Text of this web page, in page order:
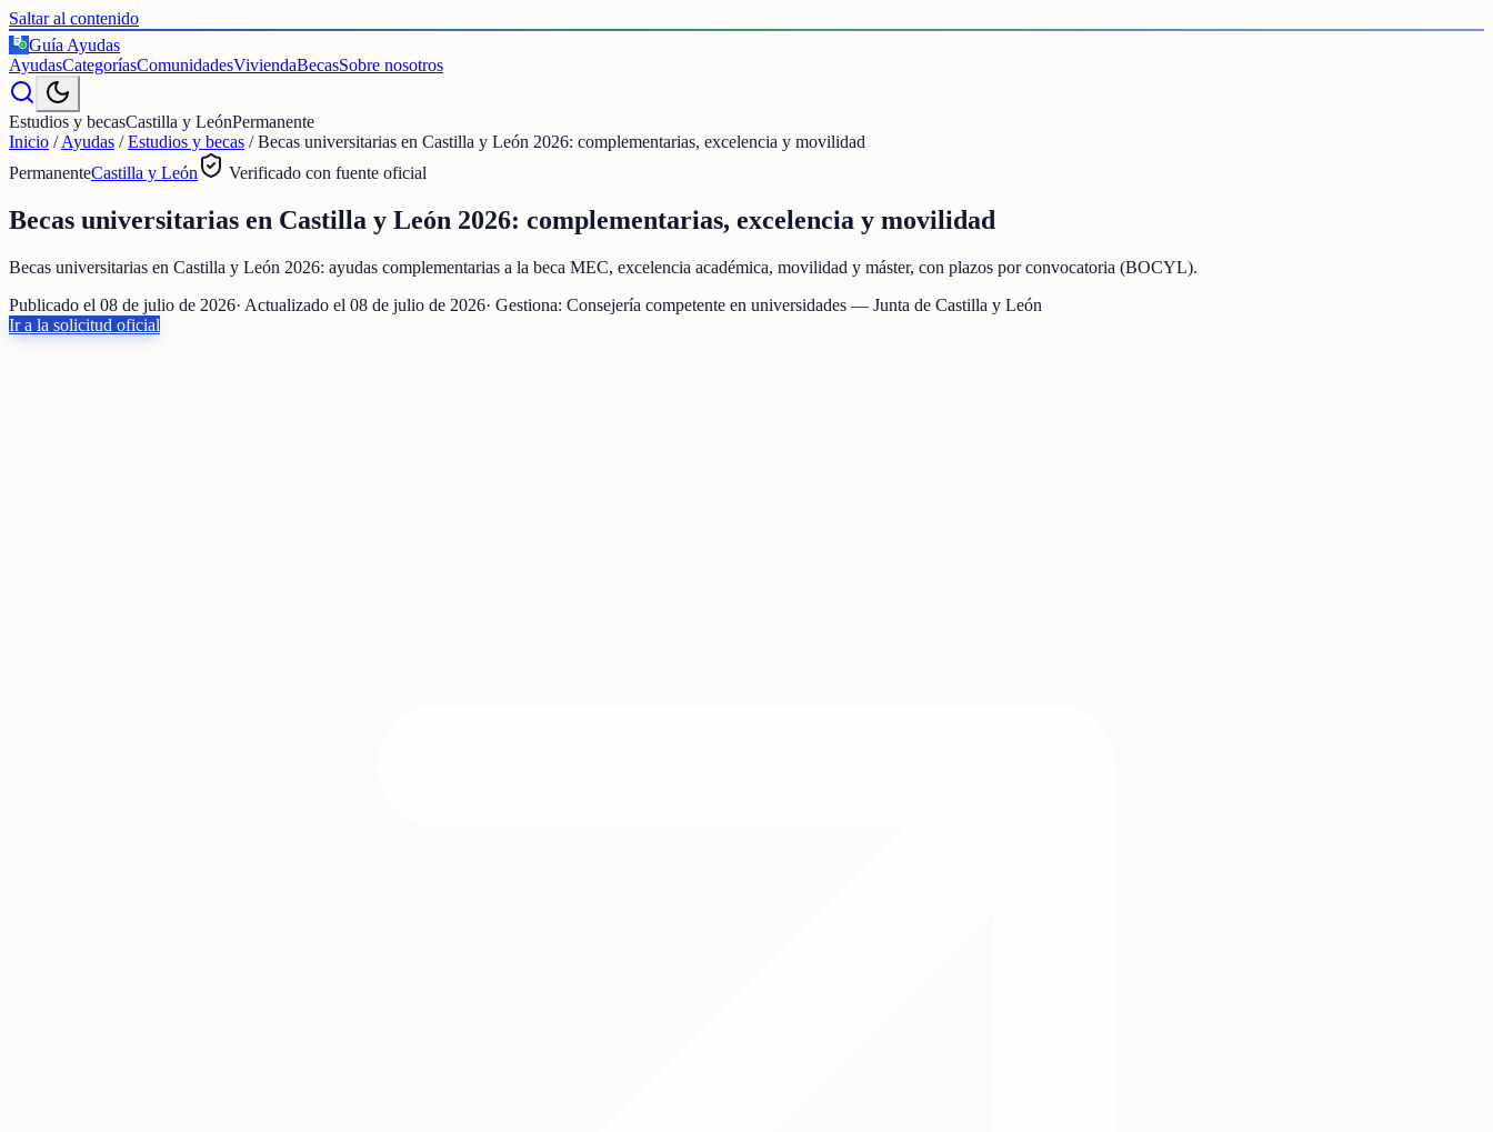
Saltar al contenido
€
Guía Ayudas
AyudasCategoríasComunidadesViviendaBecasSobre nosotros
Estudios y becasCastilla y LeónPermanente
Inicio /Ayudas /Estudios y becas /Becas universitarias en Castilla y León 2026: complementarias, excelencia y movilidad
PermanenteCastilla y León Verificado con fuente oficial
Becas universitarias en Castilla y León 2026: complementarias, excelencia y movilidad
Becas universitarias en Castilla y León 2026: ayudas complementarias a la beca MEC, excelencia académica, movilidad y máster, con plazos por convocatoria (BOCYL).
Publicado el 08 de julio de 2026· Actualizado el 08 de julio de 2026· Gestiona: Consejería competente en universidades — Junta de Castilla y León
Ir a la solicitud oficial